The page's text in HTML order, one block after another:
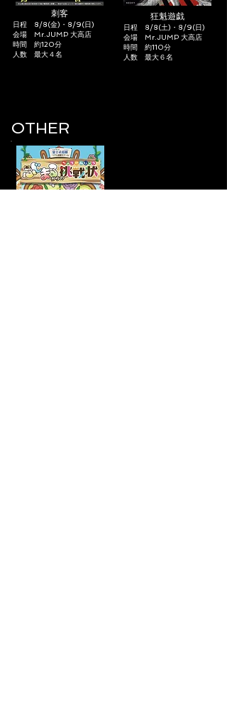
刺客
日程 8/8(金)・8/9(日)
​会場 Mr.JUMP 大高店
時間 約120分
​人数 最大４名
​狂魁遊戯​
日程 8/8(土)・8/9(日)
​会場 Mr.JUMP 大高店
時間 約110分
​人数 最大６名
OTHER